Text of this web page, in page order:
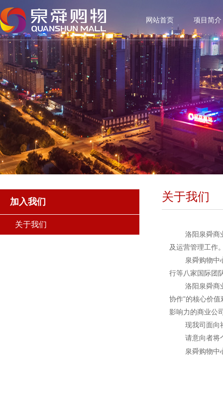
网站首页 项目简介
加入我们
关于我们
关于我们
洛阳泉舜商
及运营管理工作
泉舜购物中
行等八家国际团
洛阳泉舜商
协作”的核心价
影响力的商业公
现我司面向
请意向者将
泉舜购物中